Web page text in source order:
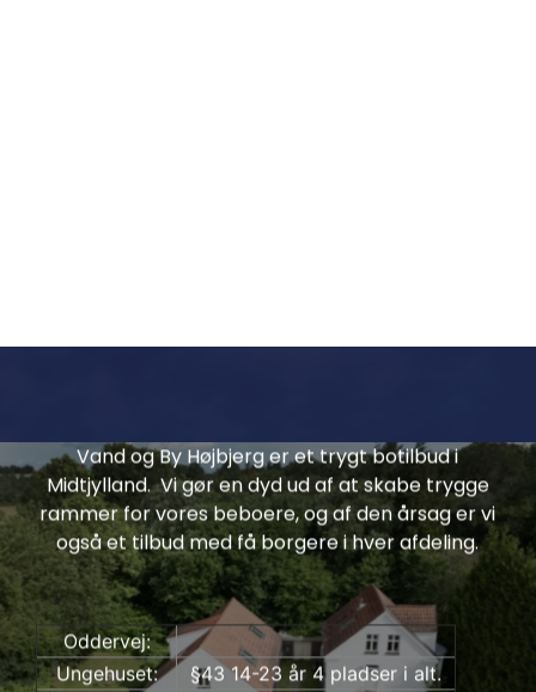
Vand og By Højbjerg er et trygt botilbud i
Midtjylland. Vi gør en dyd ud af at skabe trygge
rammer for vores beboere, og af den årsag er vi
også et tilbud med få borgere i hver afdeling.
Oddervej:
Ungehuset:
§43 14-23 år 4 pladser i alt.